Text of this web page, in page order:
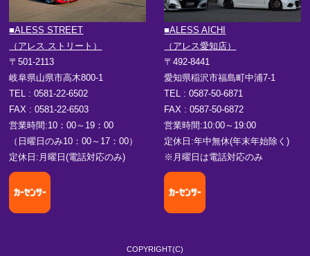
■ALESS STREET
（アレス ストリート）
〒501-2113
岐阜県山県市高木800-1
TEL : 0581-22-6502
FAX : 0581-22-6503
営業時間:10：00～19：00
（日曜日のみ10：00～17：00）
定休日:月曜日(電話対応のみ)
■ALESS AICHI
（アレス愛知店）
〒492-8441
愛知県稲沢市福島町中浦7-1
TEL : 0587-50-6871
FAX : 0587-50-6872
営業時間:10:00～19:00
定休日:年中無休(年末年始除く)
※月曜日は電話対応のみ
COPYRIGHT(C)